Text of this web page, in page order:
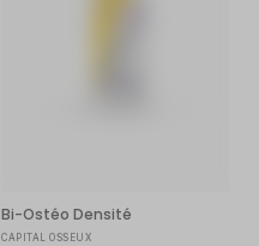
Bi-Ostéo Densité
CAPITAL OSSEUX